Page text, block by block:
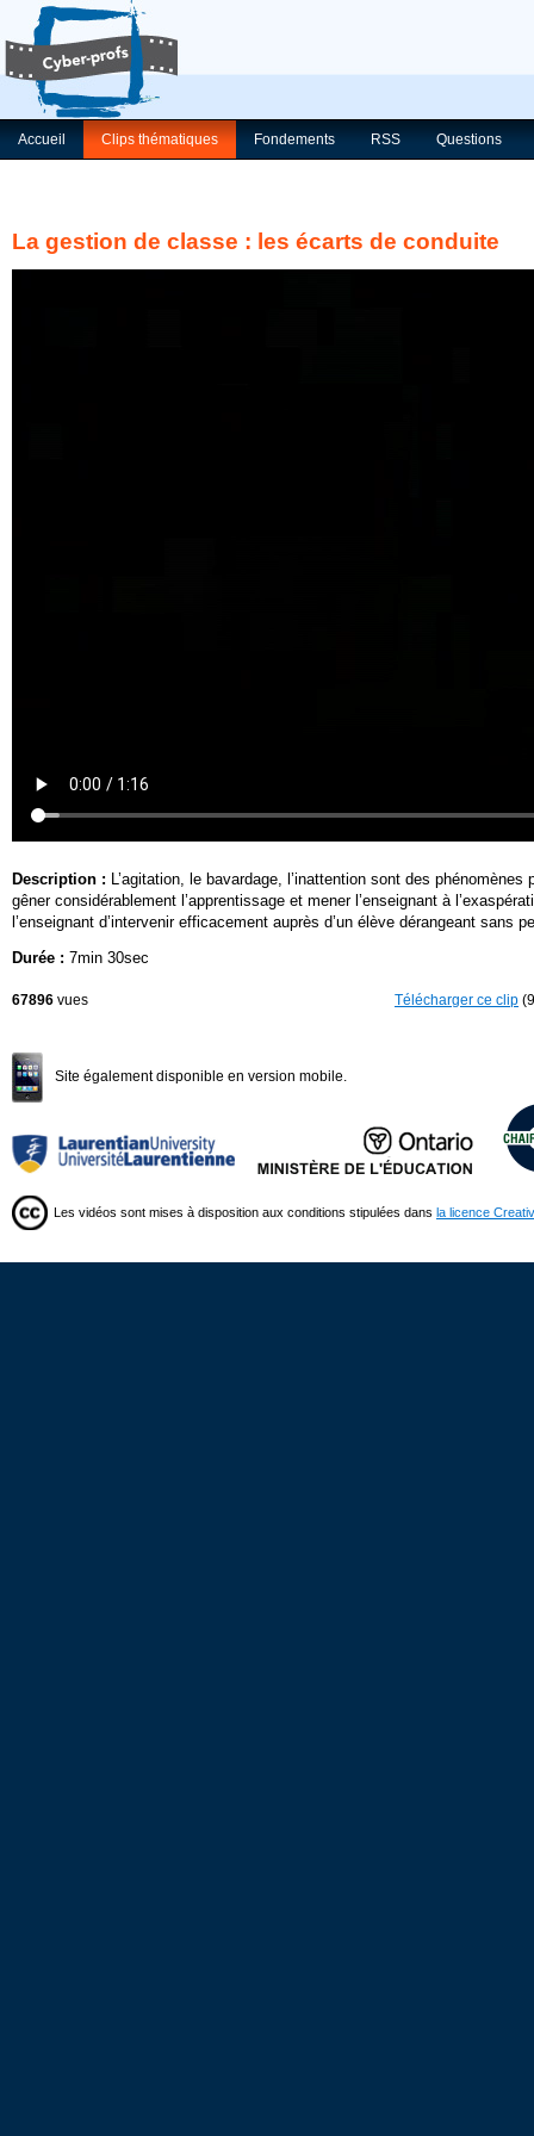
Accueil Clips thématiques Fondements RSS Questions
La gestion de classe : les écarts de conduite
Description : L’agitation, le bavardage, l’inattention sont des
gêner considérablement l’apprentissage et mener l’enseignant à
l’enseignant d’intervenir efficacement auprès d’un élève dérangeant
Durée : 7min 30sec
67896 vues Télécharger ce clip
Site également disponible en version mobile.
Les vidéos sont mises à disposition aux conditions stipulées dans la licence